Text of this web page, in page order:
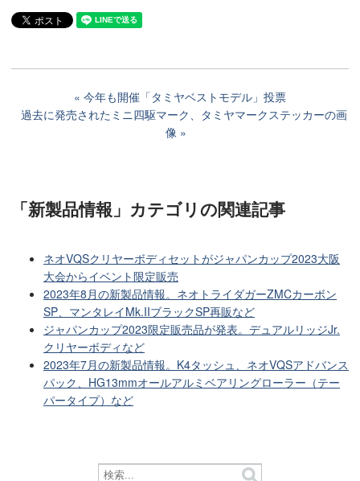
今年も開催「タミヤベストモデル」投票
過去に発売されたミニ四駆マーク、タミヤマークステッカーの画
像
「新製品情報」カテゴリの関連記事
ネオVQSクリヤーボディセットがジャパンカップ2023大阪
大会からイベント限定販売
2023年8月の新製品情報。ネオトライダガーZMCカーボン
SP、マンタレイMk.IIブラックSP再販など
ジャパンカップ2023限定販売品が発表。デュアルリッジJr.
クリヤーボディなど
2023年7月の新製品情報。K4タッシュ、ネオVQSアドバンス
パック、HG13mmオールアルミベアリングローラー（テー
パータイプ）など